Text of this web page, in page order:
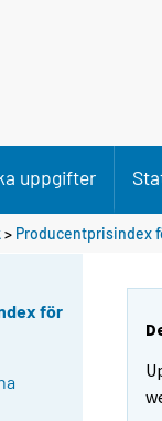
uppgifter
> Producentprisindex
för